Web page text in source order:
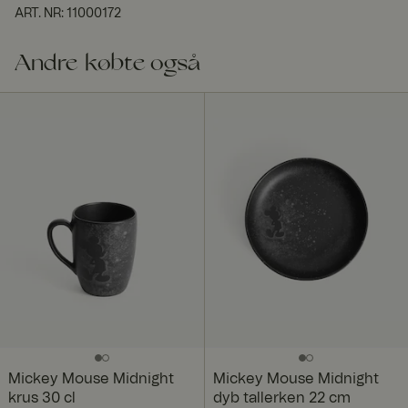
ART. NR: 11000172
Andre købte også
Mickey Mouse Midnight
krus 30 cl
Mickey Mouse Midnight
dyb tallerken 22 cm